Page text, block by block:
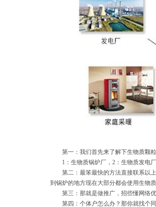
第一：我们首先来了解下生物质颗
1：生物质锅炉厂，2：生物质发电
第二：最笨最快的方法直接联系以
到锅炉的地方现在大部分都会使用生物
第三：那就是做推广，招些懂网络
第四：个体户怎么办？那你就找个